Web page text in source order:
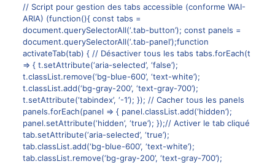
// Script pour gestion des tabs accessible (conforme WAI-
ARIA) (function(){ const tabs =
document.querySelectorAll(‘.tab-button’); const panels =
document.querySelectorAll(‘.tab-panel’);function
activateTab(tab) { // Désactiver tous les tabs tabs.forEach(t
=> { t.setAttribute(‘aria-selected’, ‘false’);
t.classList.remove(‘bg-blue-600’, ‘text-white’);
t.classList.add(‘bg-gray-200’, ‘text-gray-700’);
t.setAttribute(‘tabindex’, ‘-1’); }); // Cacher tous les panels
panels.forEach(panel => { panel.classList.add(‘hidden’);
panel.setAttribute(‘hidden’, ‘true’); });// Activer le tab cliqué
tab.setAttribute(‘aria-selected’, ‘true’);
tab.classList.add(‘bg-blue-600’, ‘text-white’);
tab.classList.remove(‘bg-gray-200’, ‘text-gray-700’);